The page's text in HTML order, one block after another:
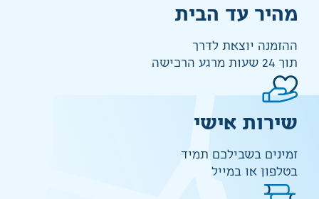
מהיר עד הבית
ההזמנה יוצאת לדרך
תוך 24 שעות מרגע הרכישה
שירות אישי
זמינים בשבילכם תמיד
בטלפון או במייל